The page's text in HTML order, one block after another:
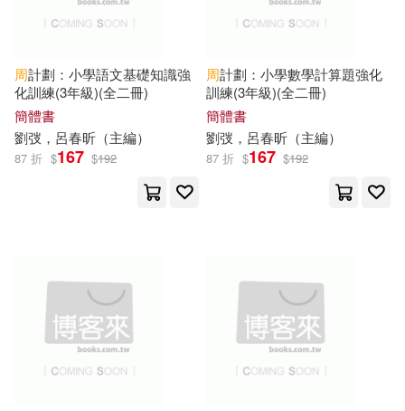
文華（主編）(17)
李麟（主編）(17)
杜乃ミズ(17)
江樂興（主編）(17)
内々けやき(16)
博爾（主編）(16)
中國科學技術出版社(110)
朝華出版社(109)
開明出版社(104)
西安電子科技大學出版社(103)
周計劃：小學語文基礎知識強
化訓練(3年級)(全二冊)
簡體書
劉弢，呂春昕（主編）
87 折 $167 $192
周計劃：小學數學計算題強化
訓練(3年級)(全二冊)
簡體書
劉弢，呂春昕（主編）
87 折 $167 $192